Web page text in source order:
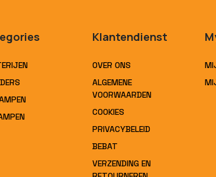
Klantendienst
OVER ONS
ALGEMENE
VOORWAARDEN
COOKIES
PRIVACYBELEID
BEBAT
VERZENDING EN